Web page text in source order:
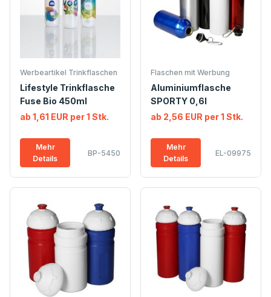
Werbeartikel Trinkflaschen
Lifestyle Trinkflasche
Fuse Bio 450ml
ab 1,61 EUR per 1 Stk.
Mehr
Details
BP-5450
Flaschen mit Werbung
Aluminiumflasche
SPORTY 0,6l
ab 2,56 EUR per 1 Stk.
Mehr
Details
EL-09975